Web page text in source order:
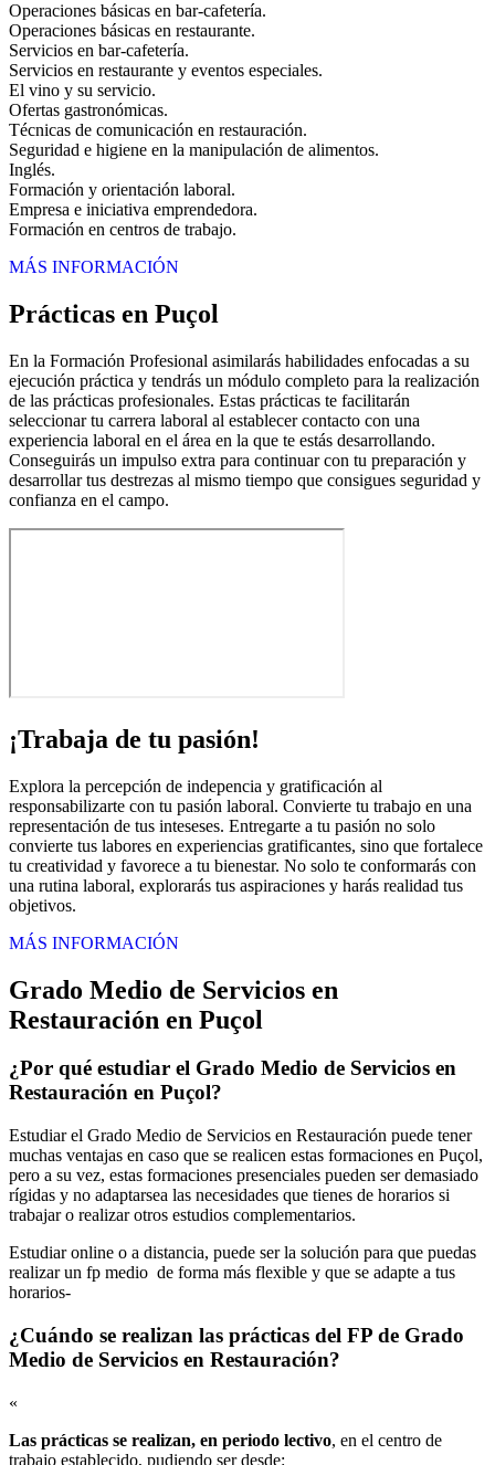
Operaciones básicas en bar-cafetería.
Operaciones básicas en restaurante.
Servicios en bar-cafetería.
Servicios en restaurante y eventos especiales.
El vino y su servicio.
Ofertas gastronómicas.
Técnicas de comunicación en restauración.
Seguridad e higiene en la manipulación de alimentos.
Inglés.
Formación y orientación laboral.
Empresa e iniciativa emprendedora.
Formación en centros de trabajo.
MÁS INFORMACIÓN
Prácticas en Puçol
En la Formación Profesional asimilarás habilidades enfocadas a su
ejecución práctica y tendrás un módulo completo para la realización
de las prácticas profesionales. Estas prácticas te facilitarán
seleccionar tu carrera laboral al establecer contacto con una
experiencia laboral en el área en la que te estás desarrollando.
Conseguirás un impulso extra para continuar con tu preparación y
desarrollar tus destrezas al mismo tiempo que consigues seguridad y
confianza en el campo.
¡Trabaja de tu pasión!
Explora la percepción de indepencia y gratificación al
responsabilizarte con tu pasión laboral. Convierte tu trabajo en una
representación de tus inteseses. Entregarte a tu pasión no solo
convierte tus labores en experiencias gratificantes, sino que fortalece
tu creatividad y favorece a tu bienestar. No solo te conformarás con
una rutina laboral, explorarás tus aspiraciones y harás realidad tus
objetivos.
MÁS INFORMACIÓN
Grado Medio de Servicios en
Restauración en Puçol
¿Por qué estudiar el Grado Medio de Servicios en
Restauración en Puçol?
Estudiar el Grado Medio de Servicios en Restauración puede tener
muchas ventajas en caso que se realicen estas formaciones en Puçol,
pero a su vez, estas formaciones presenciales pueden ser demasiado
rígidas y no adaptarsea las necesidades que tienes de horarios si
trabajar o realizar otros estudios complementarios.
Estudiar online o a distancia, puede ser la solución para que puedas
realizar un fp medio de forma más flexible y que se adapte a tus
horarios-
¿Cuándo se realizan las prácticas del FP de Grado
Medio de Servicios en Restauración?
«
Las prácticas se realizan, en periodo lectivo, en el centro de
trabajo establecido, pudiendo ser desde: